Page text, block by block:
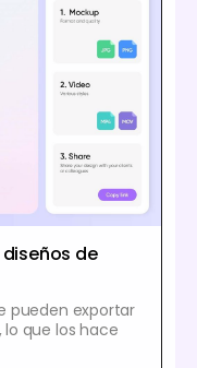
de
pueden exportar
lo que los hace